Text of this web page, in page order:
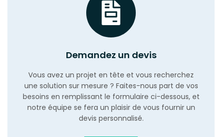
Demandez un devis
Vous avez un projet en tête et vous recherchez
une solution sur mesure ? Faites-nous part de vos
besoins en remplissant le formulaire ci-dessous, et
notre équipe se fera un plaisir de vous fournir un
devis personnalisé.